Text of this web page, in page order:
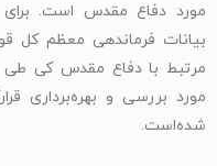
مورد دفاع مقدس است.
بیانات فرماندهی معظم کل
مورد بررسی و بهره‌برداری
شده‌است.